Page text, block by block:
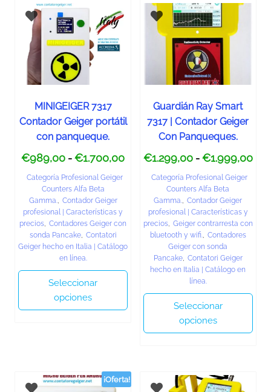
MINIGEIGER 7317
Contador Geiger portátil
con panqueque.
€989,00 - €1.700,00
Categoría Profesional Geiger
Counters Alfa Beta
Gamma.
Contador Geiger
profesional | Características y
precios Contadores Geiger con
sonda Pancake, Contatori
Geiger hecho en Italia | Catálogo
en línea.
Seleccionar
opciones
Guardián Ray Smart
7317 | Contador Geiger
Con Panqueques.
€1.299,00 - €1.999,00
Categoría Profesional Geiger
Counters Alfa Beta
Gamma.
Contador Geiger
profesional | Características y
precios, Geiger contrarresta con
bluetooth y wifi.
Contadores
Geiger con sonda
Pancake, Contatori Geiger
hecho en Italia | Catálogo en
línea.
Seleccionar
opciones
¡Oferta!